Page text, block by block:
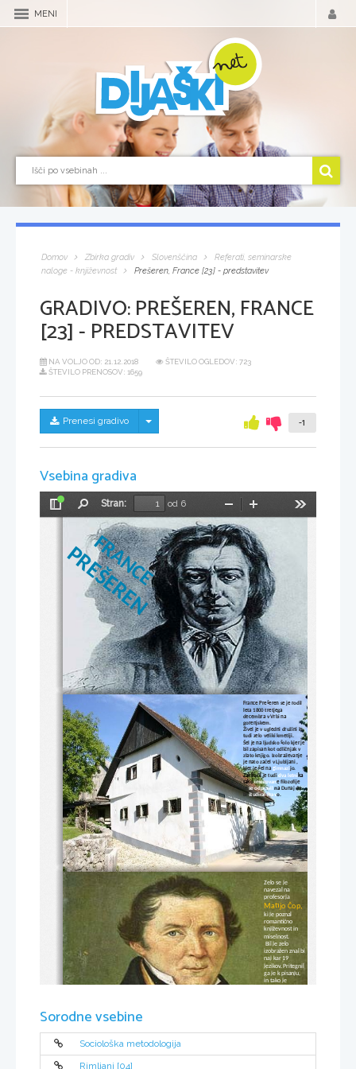
MENI
Domov Zbirka gradiv Slovenščina
Referati, seminarske
naloge - književnost
Prešeren, France [23] - predstavitev
GRADIVO:PREŠEREN, FRANCE
[23] - PREDSTAVITEV
NA VOLJO OD: 21.12.2018
ŠTEVILO OGLEDOV: 723
ŠTEVILO PRENOSOV: 1659
Prenesi gradivo Skrij/prikaži meni -1
Vsebina gradiva
Preklopi
Stran:
od 6
Pomanjšaj
F
R
A
N
C
E
P
R
E
Š
E
R
E
N
France Prešeren se je rodil
leta 1800 tretjega
decembra v Vrbi na
gorenjskem.
Živel je v ugledni družini in
tudi zelo veliki kmetiji.
Šel je na ljudsko šolo kjer je
bil zapisan kot odličnjak v
zlato knjigo. Izobraževanje
je nato začel v Ljubljani ,
kjer je šel na gimnazijo.
Zaključil je tudi dva letnika
tako imenovane filozofije
in se odpravil na Dunaj da
bi študiral Pravo.
Zelo se je
navezal na
profesorja
Matijo Čop,
ki je poznal
romantično
književnost in
miselnost.
Bil je zelo
izobražen znal bi
naj kar 19
jezikov. Pritegnil
ga je k pisanju,
in tako je
Ko je bil star 33 se je
Sorodne vsebine
Sociološka metodologija
Rimljani [04]